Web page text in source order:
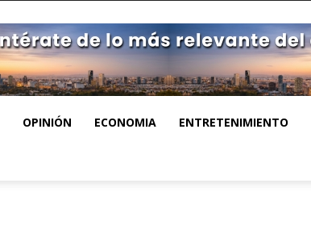
OPINIÓN ECONOMIA ENTRETENIMIENTO